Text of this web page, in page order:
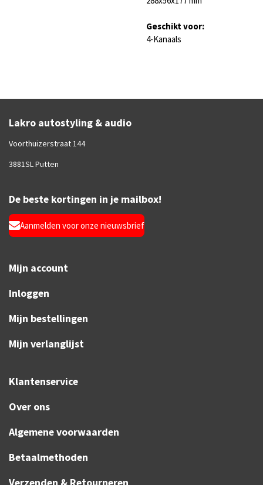
Geschikt voor:
4-Kanaals
Lakro autostyling & audio
Voorthuizerstraat 144
3881SL Putten
De beste kortingen in je mailbox!
Aanmelden voor onze nieuwsbrief
Mijn account
Inloggen
Mijn bestellingen
Mijn verlanglijst
Klantenservice
Over ons
Algemene voorwaarden
Betaalmethoden